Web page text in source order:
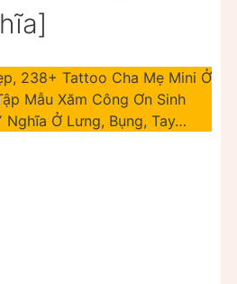
238+ Tattoo Cha Mẹ Mini Ở
Mẫu Xăm Công Ơn Sinh
Nghĩa Ở Lưng, Bụng, Tay…